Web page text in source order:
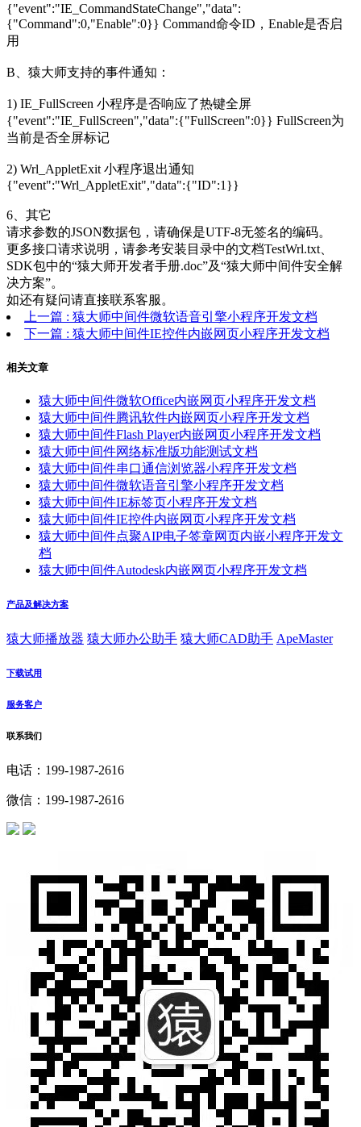
{"event":"IE_CommandStateChange","data":
{"Command":0,"Enable":0}} Command命令ID，Enable是否启
用
B、猿大师支持的事件通知：
1) IE_FullScreen 小程序是否响应了热键全屏
{"event":"IE_FullScreen","data":{"FullScreen":0}} FullScreen为
当前是否全屏标记
2) Wrl_AppletExit 小程序退出通知
{"event":"Wrl_AppletExit","data":{"ID":1}}
6、其它
请求参数的JSON数据包，请确保是UTF-8无签名的编码。
更多接口请求说明，请参考安装目录中的文档TestWrl.txt、
SDK包中的“猿大师开发者手册.doc”及“猿大师中间件安全解
决方案”。
如还有疑问请直接联系客服。
上一篇 : 猿大师中间件微软语音引擎小程序开发文档
下一篇 : 猿大师中间件IE控件内嵌网页小程序开发文档
相关文章
猿大师中间件微软Office内嵌网页小程序开发文档
猿大师中间件腾讯软件内嵌网页小程序开发文档
猿大师中间件Flash Player内嵌网页小程序开发文档
猿大师中间件网络标准版功能测试文档
猿大师中间件串口通信浏览器小程序开发文档
猿大师中间件微软语音引擎小程序开发文档
猿大师中间件IE标签页小程序开发文档
猿大师中间件IE控件内嵌网页小程序开发文档
猿大师中间件点聚AIP电子签章网页内嵌小程序开发文
档
猿大师中间件Autodesk内嵌网页小程序开发文档
产品及解决方案
猿大师播放器 猿大师办公助手 猿大师CAD助手 ApeMaster
下载试用
服务客户
联系我们
电话：199-1987-2616
微信：199-1987-2616